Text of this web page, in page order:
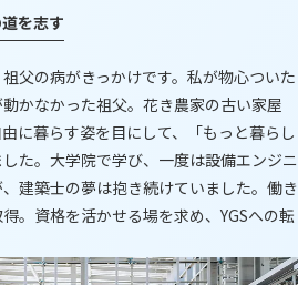
を志す
父の病がきっかけです。私が物心ついた
かなかった祖父。花き農家の古い家屋
に暮らす姿を目にして、「もっと暮らし
た。大学院で学び、一度は設備エンジニ
建築士の夢は抱き続けていました。働き
。資格を活かせる場を求め、YGSへの転